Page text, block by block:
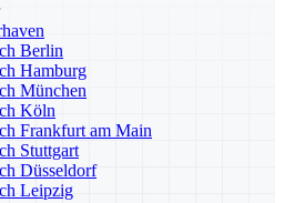
Berlin
Hamburg
München
Köln
Frankfurt am Main
Stuttgart
Düsseldorf
Leipzig